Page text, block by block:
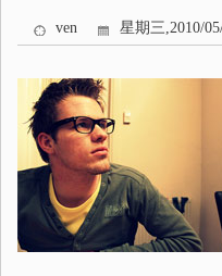
ven 星期三,2010/